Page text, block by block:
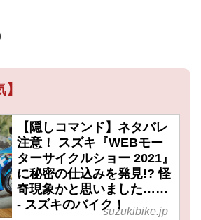
【隠しコマンド】ネタバレ
注意！ スズキ『WEBモー
ターサイクルショー 2021』
に秘密の仕込みを発見!? 怪
奇現象かと思いました……
- スズキのバイク！suzukibike.jp